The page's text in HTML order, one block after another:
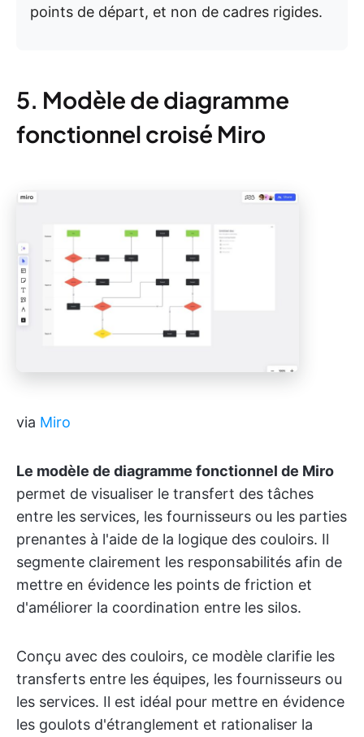
points de départ, et non de cadres rigides.
5. Modèle de diagramme
fonctionnel croisé Miro
via Miro
Le modèle de diagramme fonctionnel de Miro
permet de visualiser le transfert des tâches
entre les services, les fournisseurs ou les parties
prenantes à l'aide de la logique des couloirs. Il
segmente clairement les responsabilités afin de
mettre en évidence les points de friction et
d'améliorer la coordination entre les silos.
Conçu avec des couloirs, ce modèle clarifie les
transferts entre les équipes, les fournisseurs ou
les services. Il est idéal pour mettre en évidence
les goulots d'étranglement et rationaliser la